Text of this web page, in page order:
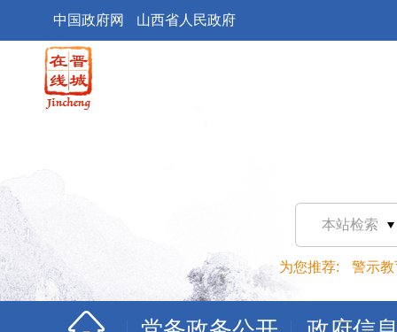
中国政府网 山西省人民政府
本站检索
为您推荐: 警示教